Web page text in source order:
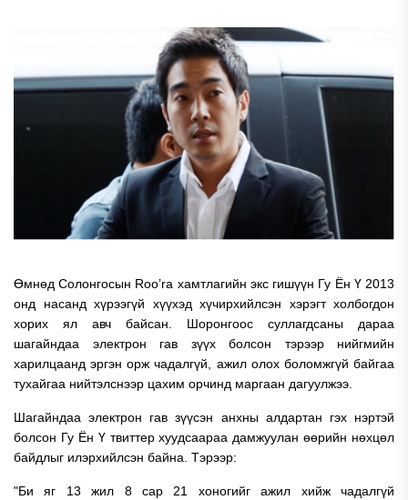
Өмнөд Солонгосын Roo’ra хамтлагийн экс гишүүн Гу Ён Ү 2013
онд насанд хүрээгүй хүүхэд хүчирхийлсэн хэрэгт холбогдон
хорих ял авч байсан. Шоронгоос суллагдсаны дараа
шагайндаа электрон гав зүүх болсон тэрээр нийгмийн
харилцаанд эргэн орж чадалгүй, ажил олох боломжгүй байгаа
тухайгаа нийтэлснээр цахим орчинд маргаан дагуулжээ.
Шагайндаа электрон гав зүүсэн анхны алдартан гэх нэртэй
болсон Гу Ён Ү твиттер хуудсаараа дамжуулан өөрийн нөхцөл
байдлыг илэрхийлсэн байна. Тэрээр:
"Би яг 13 жил 8 сар 21 хоногийг ажил хийж чадалгүй